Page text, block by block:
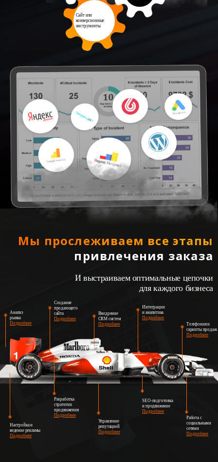
Сайт или
конверсионные
инструменты
Мы прослеживаем все этапы
привлечения заказа
И выстраиваем оптимальные цепочки
для каждого бизнеса
Анализ
рынка
Подробнее
Создание
продающего
сайта
Подробнее
Внедрение
CRM систем
Подробнее
Интеграции
и аналитика
Подробнее
Телефония и
скрипты продаж
Подробнее
Настройка и
ведение рекламы
Подробнее
Разработка
стратегии
продвижения
Подробнее
Управление
репутацией
Подробнее
SEO-подготовка
и продвижение
Подробнее
Работа с
социальными
сетями
Подробнее